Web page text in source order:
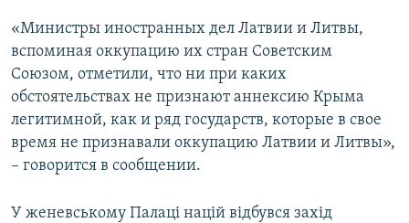
УКРАИНСКАЯ ПРОБЛЕМА КРЫМА
Все сайты RFE/RL
«Министры иностранных дел Латвии и Литвы,
вспоминая оккупацию их стран Советским
Союзом, отметили, что ни при каких
обстоятельствах не признают аннексию Крыма
легитимной, как и ряд государств, которые в свое
время не признавали оккупацию Латвии и Литвы»,
– говорится в сообщении.
У женевському Палаці націй відбувся захід